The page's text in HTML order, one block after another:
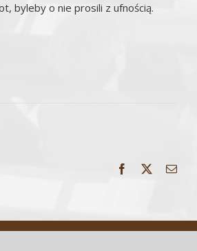
byleby o nie prosili z ufnością.
Facebook Email